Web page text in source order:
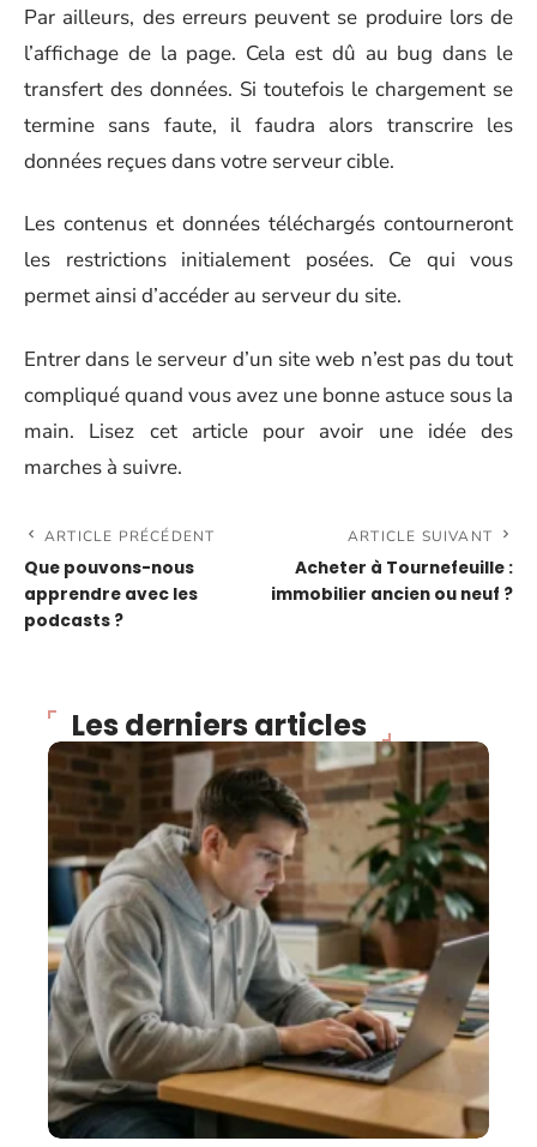
Par ailleurs, des erreurs peuvent se produire lors de
l’affichage de la page. Cela est dû au bug dans le
transfert des données. Si toutefois le chargement se
termine sans faute, il faudra alors transcrire les
données reçues dans votre serveur cible.
Les contenus et données téléchargés contourneront
les restrictions initialement posées. Ce qui vous
permet ainsi d’accéder au serveur du site.
Entrer dans le serveur d’un site web n’est pas du tout
compliqué quand vous avez une bonne astuce sous la
main. Lisez cet article pour avoir une idée des
marches à suivre.
ARTICLE PRÉCÉDENT
Que pouvons-nous
apprendre avec les
podcasts ?
ARTICLE SUIVANT
Acheter à Tournefeuille :
immobilier ancien ou neuf ?
Les derniers articles